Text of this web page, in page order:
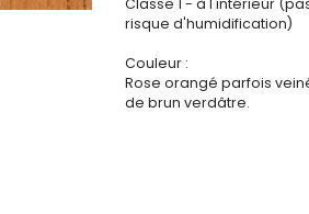
Classe 1 - à l'intérieur
risque d'humidification)
Couleur :
Rose orangé parfois
de brun verdâtre.